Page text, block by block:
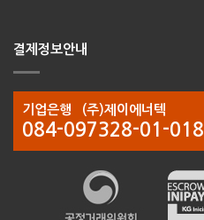
결제정보안내
기업은행 (주)제이에너텍
084-097328-01-018